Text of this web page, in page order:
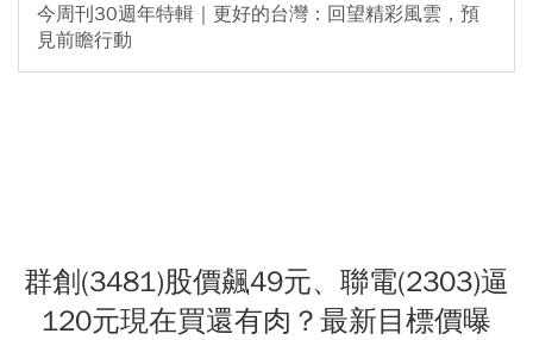
今周刊30週年特輯｜更好的台灣：回望精彩風雲，預
見前瞻行動
群創(3481)股價飆49元、聯電(2303)逼
120元現在買還有肉？最新目標價曝